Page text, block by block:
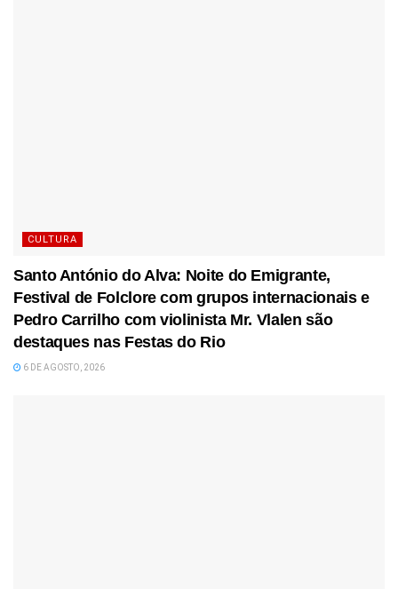
CULTURA
Santo António do Alva: Noite do Emigrante,
Festival de Folclore com grupos internacionais e
Pedro Carrilho com violinista Mr. Vlalen são
destaques nas Festas do Rio
6 DE AGOSTO, 2026